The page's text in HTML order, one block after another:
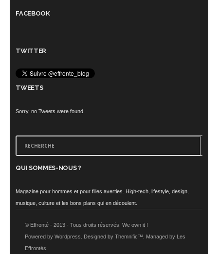
FACEBOOK
TWITTER
TWEETS
Sorry, no Tweets were found.
QUI SOMMES-NOUS ?
Magazine pour hommes et pour filles averties. High-tech, lifestyle, design,
musique, culture et les bons plans qui en découlent.
© Effronté - 2013 - Tous droits réservés. We own it !
Powered by Wordpress. Designed by Themnific™. Managed by Les
Effrontés.